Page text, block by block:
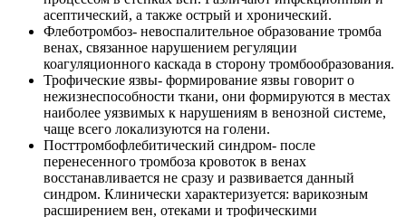
асептический, а также острый и хронический.
Флеботромбоз- невоспалительное образование тромба
венах, связанное нарушением регуляции
коагуляционного каскада в сторону тромбообразования.
Трофические язвы- формирование язвы говорит о
нежизнеспособности ткани, они формируются в местах
наиболее уязвимых к нарушениям в венозной системе,
чаще всего локализуются на голени.
Посттромбофлебитический синдром- после
перенесенного тромбоза кровоток в венах
восстанавливается не сразу и развивается данный
синдром. Клинически характеризуется: варикозным
расширением вен, отеками и трофическими